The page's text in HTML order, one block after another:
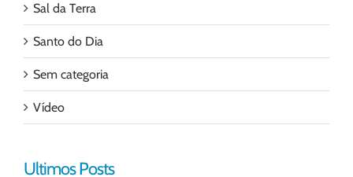
Sal da Terra
Santo do Dia
Sem categoria
Vídeo
Ultimos Posts